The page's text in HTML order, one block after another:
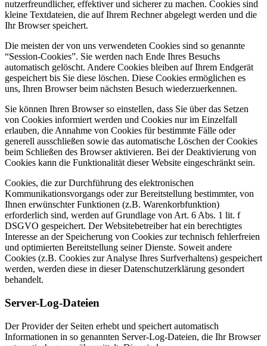
nutzerfreundlicher, effektiver und sicherer zu machen. Cookies sind
kleine Textdateien, die auf Ihrem Rechner abgelegt werden und die
Ihr Browser speichert.
Die meisten der von uns verwendeten Cookies sind so genannte
“Session-Cookies”. Sie werden nach Ende Ihres Besuchs
automatisch gelöscht. Andere Cookies bleiben auf Ihrem Endgerät
gespeichert bis Sie diese löschen. Diese Cookies ermöglichen es
uns, Ihren Browser beim nächsten Besuch wiederzuerkennen.
Sie können Ihren Browser so einstellen, dass Sie über das Setzen
von Cookies informiert werden und Cookies nur im Einzelfall
erlauben, die Annahme von Cookies für bestimmte Fälle oder
generell ausschließen sowie das automatische Löschen der Cookies
beim Schließen des Browser aktivieren. Bei der Deaktivierung von
Cookies kann die Funktionalität dieser Website eingeschränkt sein.
Cookies, die zur Durchführung des elektronischen
Kommunikationsvorgangs oder zur Bereitstellung bestimmter, von
Ihnen erwünschter Funktionen (z.B. Warenkorbfunktion)
erforderlich sind, werden auf Grundlage von Art. 6 Abs. 1 lit. f
DSGVO gespeichert. Der Websitebetreiber hat ein berechtigtes
Interesse an der Speicherung von Cookies zur technisch fehlerfreien
und optimierten Bereitstellung seiner Dienste. Soweit andere
Cookies (z.B. Cookies zur Analyse Ihres Surfverhaltens) gespeichert
werden, werden diese in dieser Datenschutzerklärung gesondert
behandelt.
Server-Log-Dateien
Der Provider der Seiten erhebt und speichert automatisch
Informationen in so genannten Server-Log-Dateien, die Ihr Browser